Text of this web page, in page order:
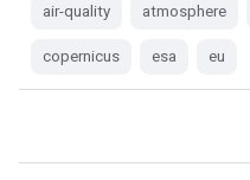
air-quality atmosphere
copernicus esa eu